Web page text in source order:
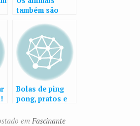
também são
Bolas de ping
pong, pratos e
emFascinante